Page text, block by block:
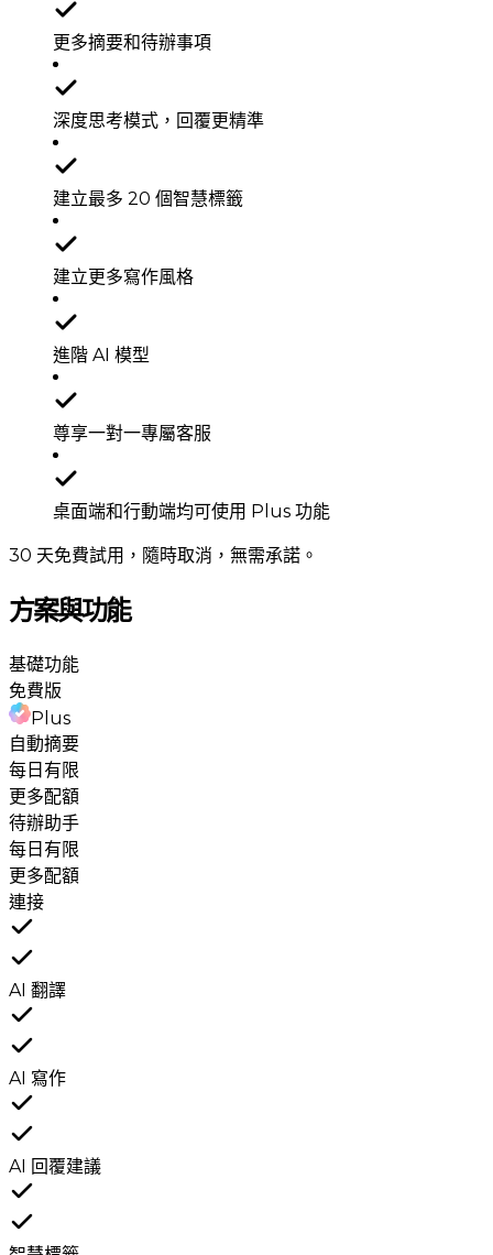
更多摘要和待辦事項
深度思考模式，回覆更精準
建立最多 20 個智慧標籤
建立更多寫作風格
進階 AI 模型
尊享一對一專屬客服
桌面端和行動端均可使用 Plus 功能
30 天免費試用，隨時取消，無需承諾。
方案與功能
基礎功能
免費版
Plus
自動摘要
每日有限
更多配額
待辦助手
每日有限
更多配額
連接
AI 翻譯
AI 寫作
AI 回覆建議